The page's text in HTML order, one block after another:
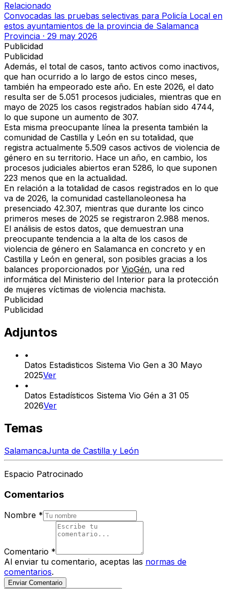
Relacionado
Convocadas las pruebas selectivas para Policía Local en
estos ayuntamientos de la provincia de Salamanca
Provincia · 29 may 2026
Publicidad
Publicidad
Además, el total de casos, tanto activos como inactivos,
que han ocurrido a lo largo de estos cinco meses,
también ha empeorado este año. En este 2026, el dato
resulta ser de 5.051 procesos judiciales, mientras que en
mayo de 2025 los casos registrados habían sido 4744,
lo que supone un aumento de 307.
Esta misma preocupante línea la presenta también la
comunidad de Castilla y León en su totalidad, que
registra actualmente 5.509 casos activos de violencia de
género en su territorio. Hace un año, en cambio, los
procesos judiciales abiertos eran 5286, lo que suponen
223 menos que en la actualidad.
En relación a la totalidad de casos registrados en lo que
va de 2026, la comunidad castellanoleonesa ha
presenciado 42.307, mientras que durante los cinco
primeros meses de 2025 se registraron 2.988 menos.
El análisis de estos datos, que demuestran una
preocupante tendencia a la alta de los casos de
violencia de género en Salamanca en concreto y en
Castilla y León en general, son posibles gracias a los
balances proporcionados por VioGén, una red
informática del Ministerio del Interior para la protección
de mujeres víctimas de violencia machista.
Publicidad
Publicidad
Adjuntos
•
Datos Estadisticos Sistema Vio Gen a 30 Mayo
2025Ver
•
Datos Estadísticos Sistema Vio Gén a 31 05
2026Ver
Temas
SalamancaJunta de Castilla y León
Espacio Patrocinado
Comentarios
Nombre *
Comentario *
Al enviar tu comentario, aceptas las normas de
comentarios.
Enviar Comentario